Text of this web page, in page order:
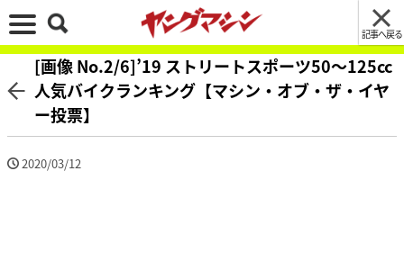
記事へ戻る
[画像 No.2/6]’19 ストリートスポーツ50〜125cc
人気バイクランキング【マシン・オブ・ザ・イヤ
ー投票】
2020/03/12